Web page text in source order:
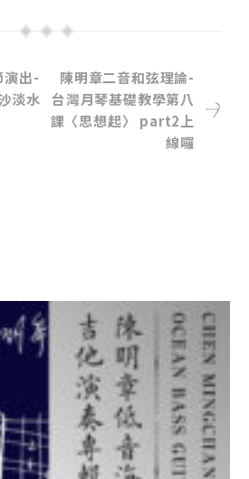
演出-
淡水
陳明章二音和弦理論-
台灣月琴基礎教學第八
課〈思想起〉 part2上
線囉